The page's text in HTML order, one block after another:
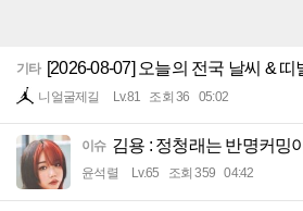
기타 [2026-08-07] 오늘의 전국 날씨 & 띠
니얼굴제길 Lv.81 조회 36 05:02
이슈 김용 : 정청래는 반명커밍
윤석렬 Lv.65 조회 359 04:42